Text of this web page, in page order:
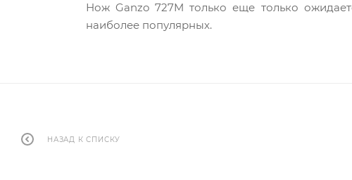
Нож Ganzo 727M только еще только
наиболее популярных.
НАЗАД К СПИСКУ